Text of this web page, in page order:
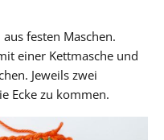
festen Maschen.
einer Kettmasche und
Jeweils zwei
Ecke zu kommen.